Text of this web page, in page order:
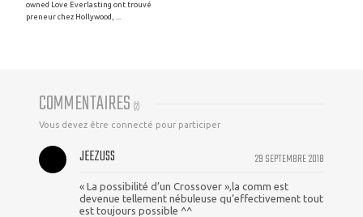
owned Love Everlasting ont trouvé
preneur chez Hollywood, ...
COMMENTAIRES (2)
Vous devez être connecté pour participer
29 SEPTEMBRE 2018
JEEZUSS
« La possibilité d’un Crossover »,la comm est
devenue tellement nébuleuse qu’effectivement tout
est toujours possible ^^